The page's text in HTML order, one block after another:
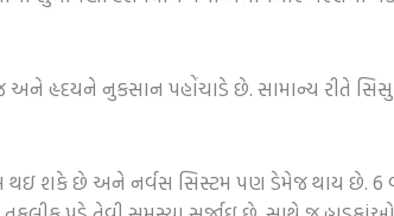
હૃદયને નુકસાન પહોંચાડે છે. સામાન્ય રીતે સિસુ
થઇ શકે છે અને નર્વસ સિસ્ટમ પણ ડેમેજ થાય છે. 6